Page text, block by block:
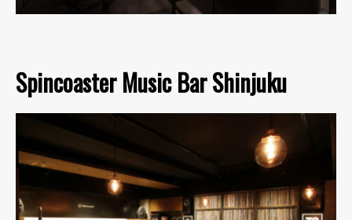
Spincoaster Music Bar Shinjuku